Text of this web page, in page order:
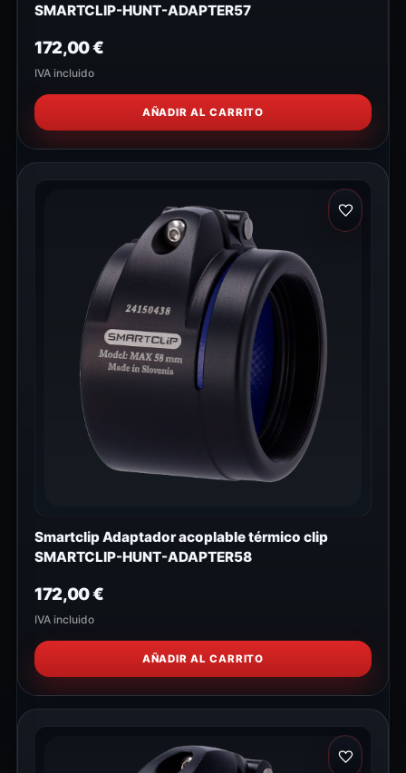
SMARTCLIP-HUNT-ADAPTER57
172,00€
IVA incluido
AÑADIR AL CARRITO
Smartclip Adaptador acoplable térmico clip
SMARTCLIP-HUNT-ADAPTER58
172,00€
IVA incluido
AÑADIR AL CARRITO